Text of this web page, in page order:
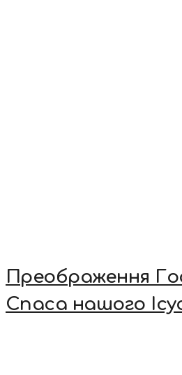
Преображення
Спаса нашого